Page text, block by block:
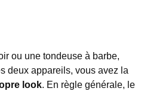
ou une tondeuse à barbe,
deux appareils, vous avez la
look. En règle générale, le